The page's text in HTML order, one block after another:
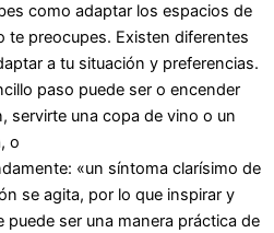
como adaptar los espacios de
te preocupes. Existen diferentes
a tu situación y preferencias.
paso puede ser o encender
servirte una copa de vino o un
o
«un síntoma clarísimo de
se agita, por lo que inspirar y
ser una manera práctica de